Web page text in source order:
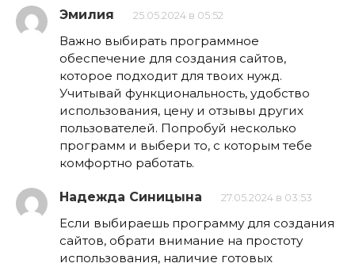
Эмилия 25.05.2024 в 05:52
Важно выбирать программное
обеспечение для создания сайтов,
которое подходит для твоих нужд.
Учитывай функциональность, удобство
использования, цену и отзывы других
пользователей. Попробуй несколько
программ и выбери то, с которым тебе
комфортно работать.
Надежда Синицына 27.05.2024 в 03:53
Если выбираешь программу для создания
сайтов, обрати внимание на простоту
использования, наличие готовых